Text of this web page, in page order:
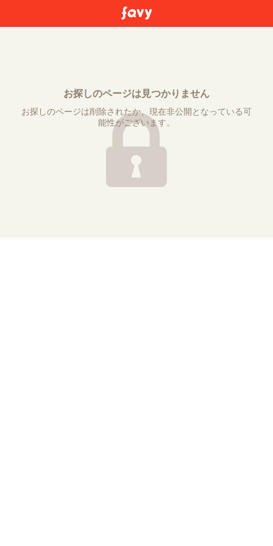
お探しのページは見つかりません
お探しのページは削除されたか、現在非公開となっている可
能性がございます。